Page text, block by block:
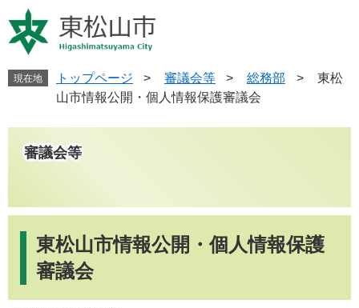
ー
ジ
す
ニ
ュ
し
現在地 トップページ > 審議会等 > 総務部 >
東松
山市情報公開・個人情報保護審議会
審議会等
東松山市情報公開・個人情報保護
審議会